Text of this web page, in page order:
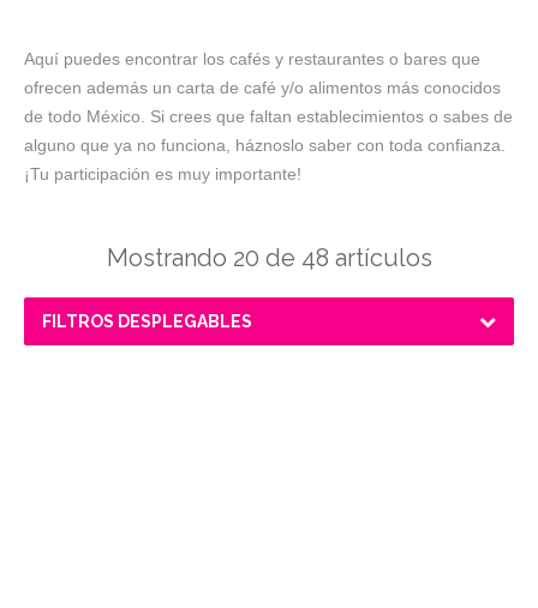
Aquí puedes encontrar los cafés y restaurantes o bares que
ofrecen además un carta de café y/o alimentos más conocidos
de todo México. Si crees que faltan establecimientos o sabes de
alguno que ya no funciona, háznoslo saber con toda confianza.
¡Tu participación es muy importante!
Mostrando 20 de 48 artículos
FILTROS DESPLEGABLES